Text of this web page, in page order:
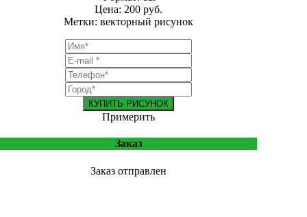
Цена: 200 руб.
Метки: векторный рисунок
КУПИТЬ РИСУНОК
Примерить
Заказ
Заказ отправлен